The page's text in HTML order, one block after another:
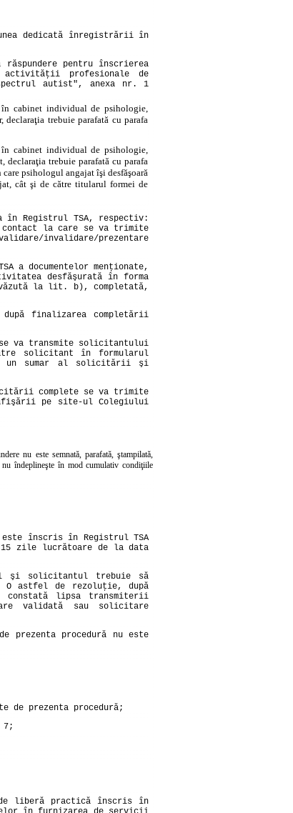
dedicată înregistrării în
răspundere pentru înscrierea
profesionale de
autist", anexa nr. 1
cabinet individual de psihologie,
trebuie parafată cu parafa
cabinet individual de psihologie,
trebuie parafată cu parafa
psihologul angajat îşi desfăşoară
cât şi de către titularul formei de
în Registrul TSA, respectiv:
contact la care se va trimite
invalidare/prezentare
a documentelor menţionate,
desfăşurată în forma
la lit. b), completată,
finalizarea completării
va transmite solicitantului
solicitant în formularul
un sumar al solicitării şi
complete se va trimite
pe site-ul Colegiului
nu este semnată, parafată, ştampilată,
îndeplineşte în mod cumulativ condiţiile
înscris în Registrul TSA
15 zile lucrătoare de la data
şi solicitantul trebuie să
O astfel de rezoluţie, după
constată lipsa transmiterii
validată sau solicitare
procedură nu este
prezenta procedură;
7;
de liberă practică înscris în